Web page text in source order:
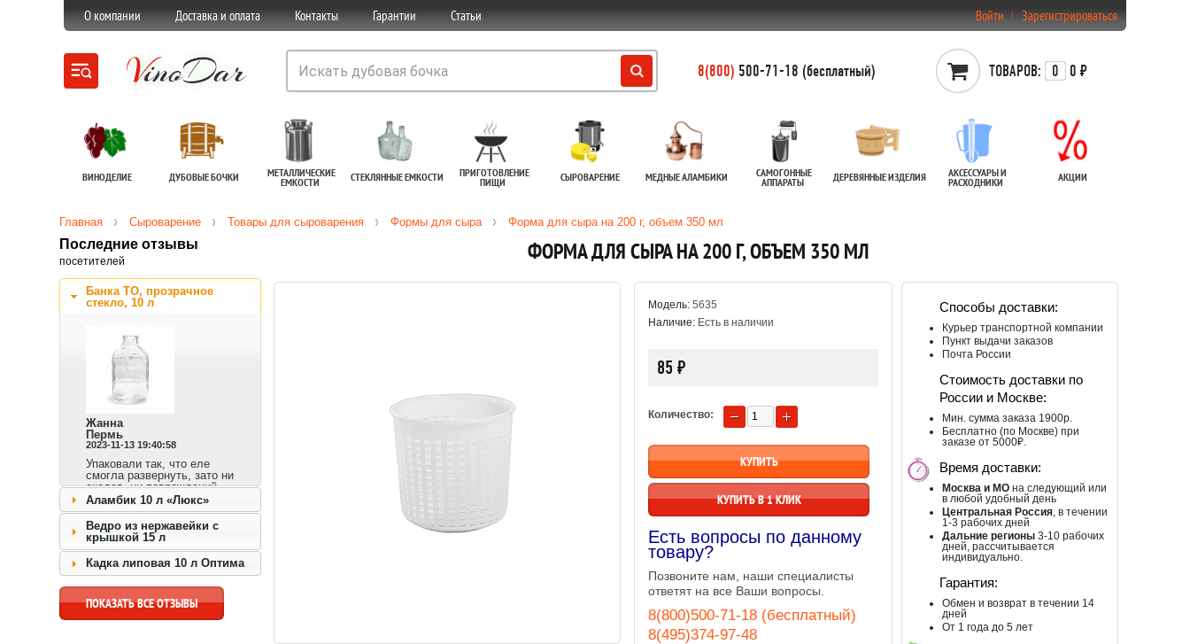
О компании Доставка и оплата Контакты Гарантии Статьи Войти Зарегистрироваться
8(800) 500-71-18 (бесплатный) ТОВАРОВ: 0 0 ₽
ВИНОДЕЛИЕ ДУБОВЫЕ БОЧКИ МЕТАЛЛИЧЕСКИЕ
ЕМКОСТИ СТЕКЛЯННЫЕ ЕМКОСТИ ПРИГОТОВЛЕНИЕ
ПИЩИ СЫРОВАРЕНИЕ МЕДНЫЕ АЛАМБИКИ САМОГОННЫЕ
АППАРАТЫ ДЕРЕВЯННЫЕ ИЗДЕЛИЯ АКСЕССУАРЫ И
РАСХОДНИКИ АКЦИИ
Главная Сыроварение Товары для сыроварения Формы для сыра Форма для сыра на 200 г, объем 350 мл
Последние отзывы
посетителей
Банка ТО, прозрачное
стекло, 10 л
Жанна
Пермь
2023-11-13 19:40:58
Упаковали так, что еле
смогла развернуть, зато ни
сколов, ни повреждений.
Сразу видно,
ответственный продавец и
доставка быстрая.
перейти к товару >>
Аламбик 10 л «Люкс»
Ведро из нержавейки с
крышкой 15 л
Кадка липовая 10 л Оптима
ПОКАЗАТЬ ВСЕ ОТЗЫВЫ
ФОРМА ДЛЯ СЫРА НА 200 Г, ОБЪЕМ 350 МЛ
Модель: 5635
Наличие: Есть в наличии
85 ₽
Количество:
КУПИТЬ В 1 КЛИК
Есть вопросы по данному
товару?
Позвоните нам, наши специалисты
ответят на все Ваши вопросы.
8(800)500-71-18 (бесплатный)
8(495)374-97-48
Способы доставки:
Курьер транспортной компании
Пункт выдачи заказов
Почта России
Стоимость доставки по
России и Москве:
Мин. сумма заказа 1900р.
Бесплатно (по Москве) при
заказе от 5000₽.
Время доставки:
Москва и МО на следующий или
в любой удобный день
Центральная Россия, в течении
1-3 рабочих дней
Дальние регионы 3-10 рабочих
дней, рассчитывается
индивидуально.
Гарантия:
Обмен и возврат в течении 14
дней
От 1 года до 5 лет